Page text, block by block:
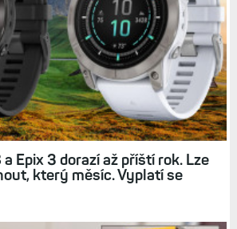
Epix 3 dorazí až příští rok. Lze
který měsíc. Vyplatí se